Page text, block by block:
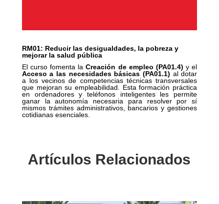
RM01: Reducir las desigualdades, la pobreza y
mejorar la salud pública
El curso fomenta laCreación de empleo (PA01.4) y el
Acceso a las necesidades básicas (PA01.1) al dotar
a los vecinos de competencias técnicas transversales
que mejoran su empleabilidad. Esta formación práctica
en ordenadores y teléfonos inteligentes les permite
ganar la autonomía necesaria para resolver por sí
mismos trámites administrativos, bancarios y gestiones
cotidianas esenciales.
Artículos Relacionados